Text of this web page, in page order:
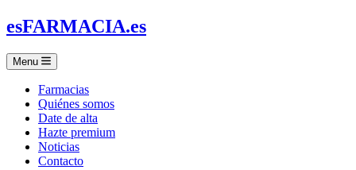
esFARMACIA.es
Menu
Farmacias
Quiénes somos
Date de alta
Hazte premium
Noticias
Contacto